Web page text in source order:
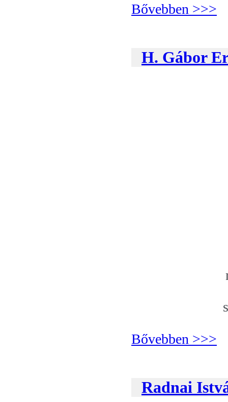
Bővebben >>>
H. Gábor
Bővebben >>>
Radnai